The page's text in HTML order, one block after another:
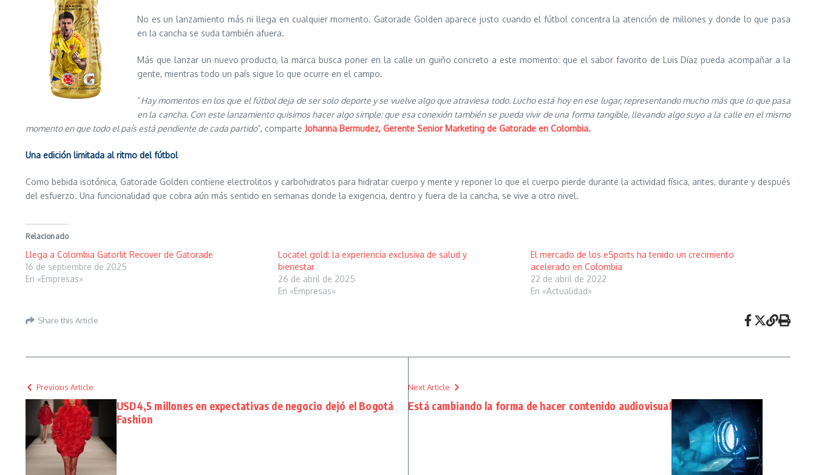
No es un lanzamiento más ni llega en cualquier momento. Gatorade Golden aparece justo cuando el fútbol concentra la atención de millones y donde lo que pasa
en la cancha se suda también afuera.
Más que lanzar un nuevo producto, la marca busca poner en la calle un guiño concreto a este momento: que el sabor favorito de Luis Díaz pueda acompañar a la
gente, mientras todo un país sigue lo que ocurre en el campo.
“Hay momentos en los que el fútbol deja de ser solo deporte y se vuelve algo que atraviesa todo. Lucho está hoy en ese lugar, representando mucho más que lo que pasa
en la cancha. Con este lanzamiento quisimos hacer algo simple: que esa conexión también se pueda vivir de una forma tangible, llevando algo suyo a la calle en el mismo
momento en que todo el país está pendiente de cada partido”, comparte Johanna Bermudez, Gerente Senior Marketing de Gatorade en Colombia.
Una edición limitada al ritmo del fútbol
Como bebida isotónica, Gatorade Golden contiene electrolitos y carbohidratos para hidratar cuerpo y mente y reponer lo que el cuerpo pierde durante la actividad física, antes, durante y después
del esfuerzo. Una funcionalidad que cobra aún más sentido en semanas donde la exigencia, dentro y fuera de la cancha, se vive a otro nivel.
Relacionado
Llega a Colombia Gatorlit Recover de Gatorade
16 de septiembre de 2025
En «Empresas»
Locatel gold: la experiencia exclusiva de salud y
bienestar
26 de abril de 2025
En «Empresas»
El mercado de los eSports ha tenido un crecimiento
acelerado en Colombia
22 de abril de 2022
En «Actualidad»
Share this Article
Previous Article
USD4,5 millones en expectativas de negocio dejó el Bogotá
Fashion
Next Article
Está cambiando la forma de hacer contenido audiovisual